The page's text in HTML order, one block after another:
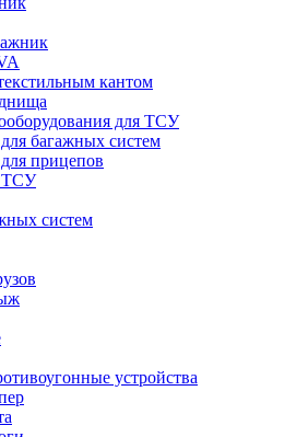
кантом
для ТСУ
багажных систем
прицепов
ТСУ
систем
устройства